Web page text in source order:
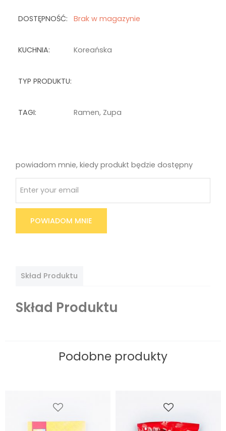
DOSTĘPNOŚĆ: Brak w magazynie
KUCHNIA: Koreańska
TYP PRODUKTU:
TAGI: Ramen, Zupa
powiadom mnie, kiedy produkt będzie dostępny
POWIADOM MNIE
Skład Produktu
Skład Produktu
Podobne produkty